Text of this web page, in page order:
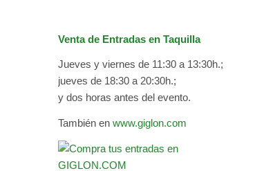
Venta de Entradas en Taquilla
Jueves y viernes de 11:30 a 13:30h.;
jueves de 18:30 a 20:30h.;
y dos horas antes del evento.
También en www.giglon.com